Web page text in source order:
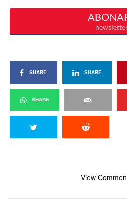
SHARE SHARE
SHARE
View